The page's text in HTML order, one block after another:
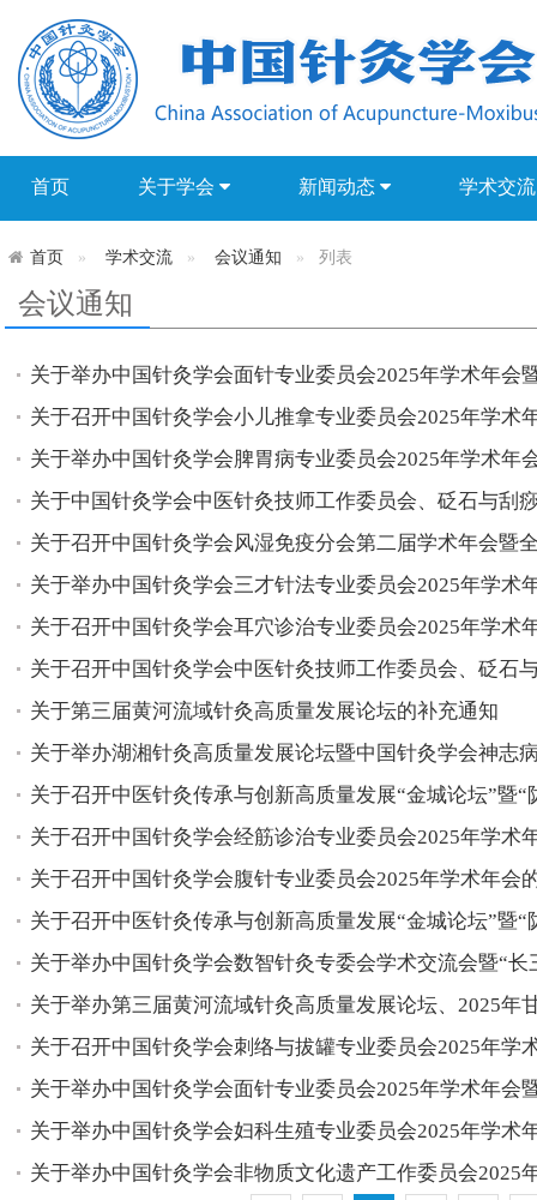
首页 关于学会 新闻动态 学术交
首页 学术交流 会议通知 列表
会议通知
关于举办中国针灸学会面针专业委员会2025年学术年会
关于召开中国针灸学会小儿推拿专业委员会2025年学术
关于举办中国针灸学会脾胃病专业委员会2025年学术年
关于中国针灸学会中医针灸技师工作委员会、砭石与刮
关于召开中国针灸学会风湿免疫分会第二届学术年会暨
关于举办中国针灸学会三才针法专业委员会2025年学术
关于召开中国针灸学会耳穴诊治专业委员会2025年学术
关于召开中国针灸学会中医针灸技师工作委员会、砭石
关于第三届黄河流域针灸高质量发展论坛的补充通知
关于举办湖湘针灸高质量发展论坛暨中国针灸学会神志
关于召开中医针灸传承与创新高质量发展“金城论坛”暨“
关于召开中国针灸学会经筋诊治专业委员会2025年学术
关于召开中国针灸学会腹针专业委员会2025年学术年会
关于召开中医针灸传承与创新高质量发展“金城论坛”暨“
关于举办中国针灸学会数智针灸专委会学术交流会暨“长
关于举办第三届黄河流域针灸高质量发展论坛、2025年
关于召开中国针灸学会刺络与拔罐专业委员会2025年学
关于举办中国针灸学会面针专业委员会2025年学术年会
关于举办中国针灸学会妇科生殖专业委员会2025年学术
关于举办中国针灸学会非物质文化遗产工作委员会2025